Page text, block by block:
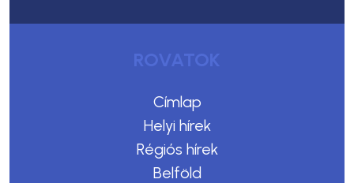
ROVATOK
Címlap
Helyi hírek
Régiós hírek
Belföld